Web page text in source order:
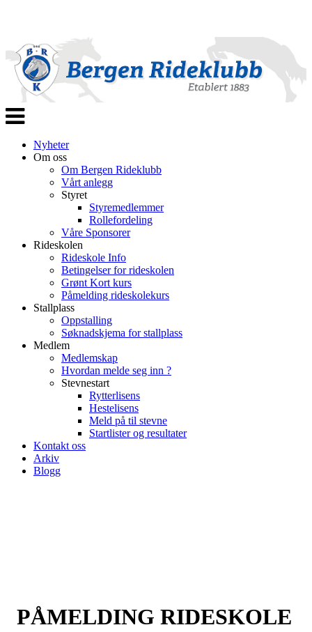
Veksle
navigasjon
Nyheter
Om oss
Om Bergen Rideklubb
Vårt anlegg
Styret
Styremedlemmer
Rollefordeling
Våre Sponsorer
Rideskolen
Rideskole Info
Betingelser for rideskolen
Grønt Kort kurs
Påmelding rideskolekurs
Stallplass
Oppstalling
Søknadskjema for stallplass
Medlem
Medlemskap
Hvordan melde seg inn ?
Stevnestart
Rytterlisens
Hestelisens
Meld på til stevne
Startlister og resultater
Kontakt oss
Arkiv
Blogg
PÅMELDING RIDESKOLE